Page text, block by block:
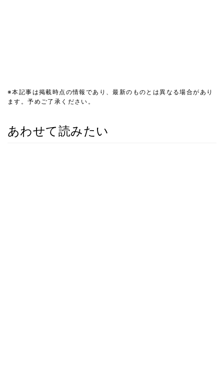
※本記事は掲載時点の情報であり、最新のものとは異なる場合があり
ます。予めご了承ください。
あわせて読みたい